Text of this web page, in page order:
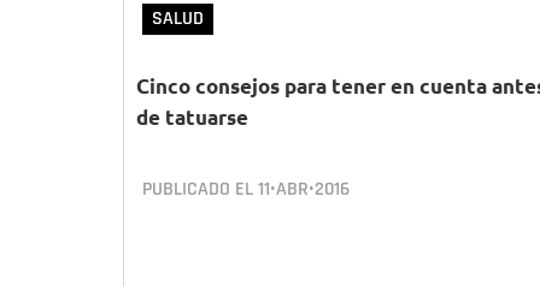
SALUD
Cinco consejos para tener en cuenta
de tatuarse
PUBLICADO EL11•ABR•2016